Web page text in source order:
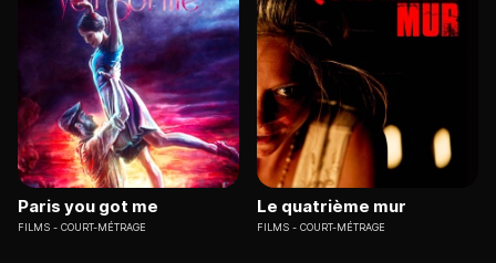
Paris you got me
FILMS COURT-MÉTRAGE
Le quatrième mur
FILMS COURT-MÉTRAGE